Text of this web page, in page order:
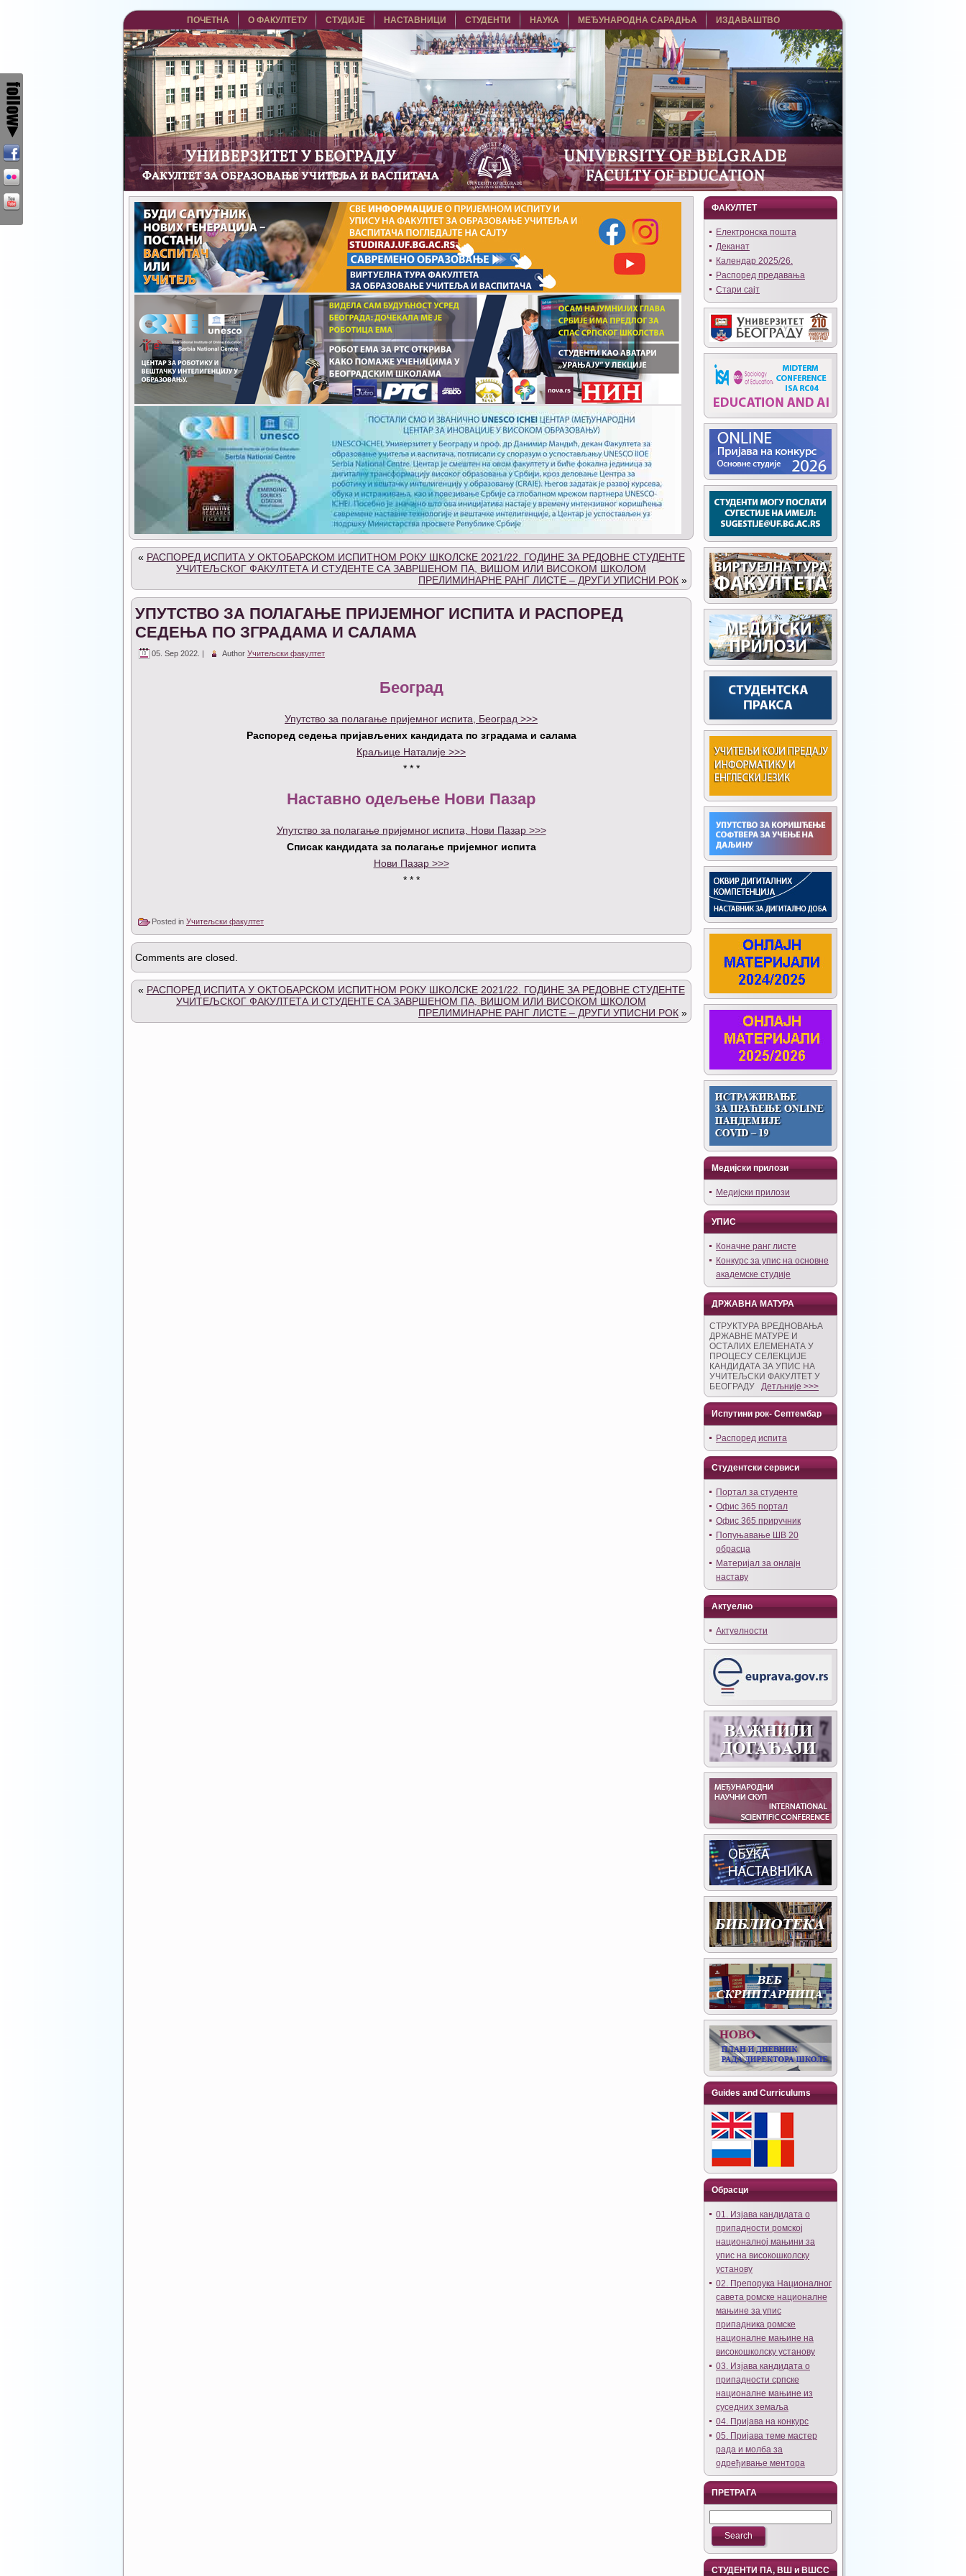
ПОЧЕТНА О ФАКУЛТЕТУ СТУДИЈЕ НАСТАВНИЦИ СТУДЕНТИ НАУКА МЕЂУНАРОДНА САРАДЊА ИЗДАВАШТВО
« РАСПОРЕД ИСПИТА У OKTOБАРСКОМ ИСПИТНОМ РОКУ ШКОЛСКЕ 2021/22. ГОДИНЕ ЗА РЕДОВНЕ СТУДЕНТЕ
УЧИТЕЉСКОГ ФАКУЛТЕТА И СТУДЕНТЕ СА ЗАВРШЕНОМ ПА, ВИШОМ ИЛИ ВИСОКОМ ШКОЛОМ
ПРЕЛИМИНАРНЕ РАНГ ЛИСТЕ – ДРУГИ УПИСНИ РОК »
УПУТСТВО ЗА ПОЛАГАЊЕ ПРИЈЕМНОГ ИСПИТА И РАСПОРЕД
СЕДЕЊА ПО ЗГРАДАМА И САЛАМА
05. Sep 2022. | Author Учитељски факултет
Београд
Упутство за полагање пријемног испита, Београд >>>
Распоред седења пријављених кандидата по зградама и салама
Краљице Наталије >>>
* * *
Наставно одељење Нови Пазар
Упутство за полагање пријемног испита, Нови Пазар >>>
Списак кандидата за полагање пријемног испита
Нови Пазар >>>
* * *
Posted in Учитељски факултет
Comments are closed.
« РАСПОРЕД ИСПИТА У OKTOБАРСКОМ ИСПИТНОМ РОКУ ШКОЛСКЕ 2021/22. ГОДИНЕ ЗА РЕДОВНЕ СТУДЕНТЕ
УЧИТЕЉСКОГ ФАКУЛТЕТА И СТУДЕНТЕ СА ЗАВРШЕНОМ ПА, ВИШОМ ИЛИ ВИСОКОМ ШКОЛОМ
ПРЕЛИМИНАРНЕ РАНГ ЛИСТЕ – ДРУГИ УПИСНИ РОК »
ФАКУЛТЕТ
Eлектронска пошта
Деканат
Календар 2025/26.
Распоред предавања
Стари сајт
Медијски прилози
Медијски прилози
УПИС
Коначне ранг листе
Конкурс за упис на основне
академске студије
ДРЖАВНА МАТУРА
СТРУКТУРА ВРЕДНОВАЊА
ДРЖАВНЕ МАТУРЕ И
ОСТАЛИХ ЕЛЕМЕНАТА У
ПРОЦЕСУ СЕЛЕКЦИЈЕ
КАНДИДАТА ЗА УПИС НА
УЧИТЕЉСКИ ФАКУЛТЕТ У
БЕОГРАДУ Детљније >>>
Испутини рок- Септембар
Распоред испита
Студентски сервиси
Портал за студенте
Офис 365 портал
Офис 365 приручник
Попуњавање ШВ 20
обрасца
Материјал за онлајн
наставу
Актуелно
Актуелности
Guides and Curriculums
Обрасци
01. Изјава кандидата о
припадности ромској
националној мањини за
упис на високошколску
установу
02. Препорука Националног
савета ромске националне
мањине за упис
припадника ромске
националне мањине на
високошколску установу
03. Изјава кандидата о
припадности српске
националне мањине из
суседних земаља
04. Пријава на конкурс
05. Пријава теме мастер
рада и молба за
одређивање ментора
ПРЕТРАГА
СТУДЕНТИ ПА, ВШ и ВШСС